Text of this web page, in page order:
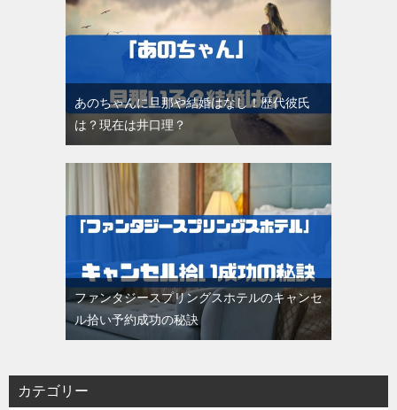
あのちゃんに旦那や結婚はなし！歴代彼氏
は？現在は井口理？
ファンタジースプリングスホテルのキャンセ
ル拾い予約成功の秘訣
カテゴリー